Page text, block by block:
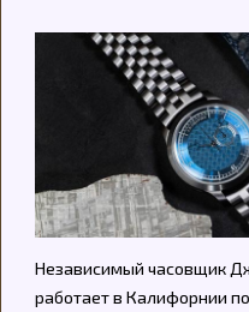
Независимый часовщик
работает в Калифорнии